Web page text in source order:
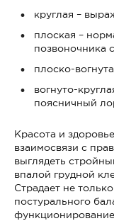
круглая –
плоская –
позвоночника
плоско-
вогнуто-
поясничный
Красота и
взаимосвязи с
выглядеть
впалой грудной
Страдает не
постурального
функционирование